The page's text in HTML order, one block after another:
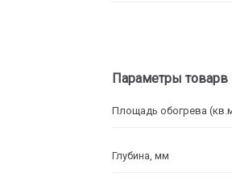
Параметры товарв
Площадь обогрева
Глубина, мм